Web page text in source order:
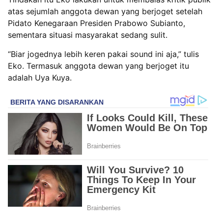
atas sejumlah anggota dewan yang berjoget setelah
Pidato Kenegaraan Presiden Prabowo Subianto,
sementara situasi masyarakat sedang sulit.
“Biar jogednya lebih keren pakai sound ini aja,” tulis
Eko. Termasuk anggota dewan yang berjoget itu
adalah Uya Kuya.